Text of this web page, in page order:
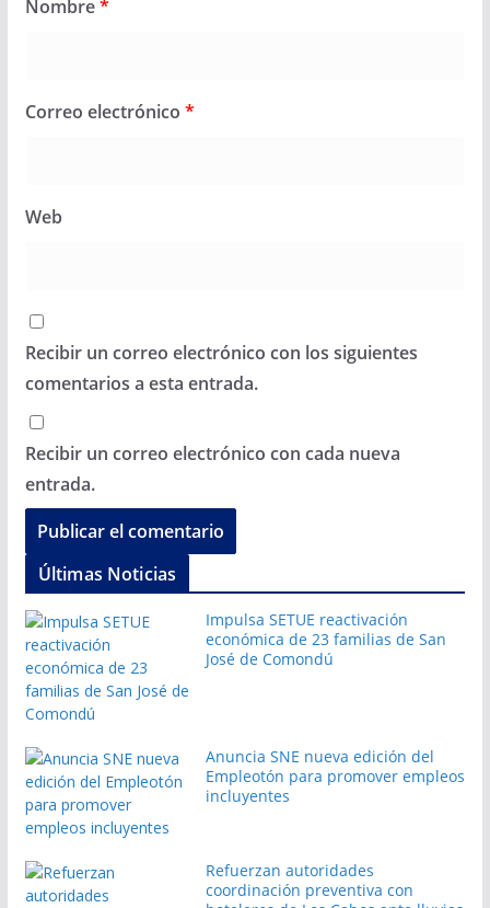
Nombre*
Correo electrónico *
Web
Recibir un correo electrónico con los siguientes
comentarios a esta entrada.
Recibir un correo electrónico con cada nueva
entrada.
Últimas Noticias
Impulsa SETUE reactivación
económica de 23 familias de San
José de Comondú
Anuncia SNE nueva edición del
Empleotón para promover empleos
incluyentes
Refuerzan autoridades
coordinación preventiva con